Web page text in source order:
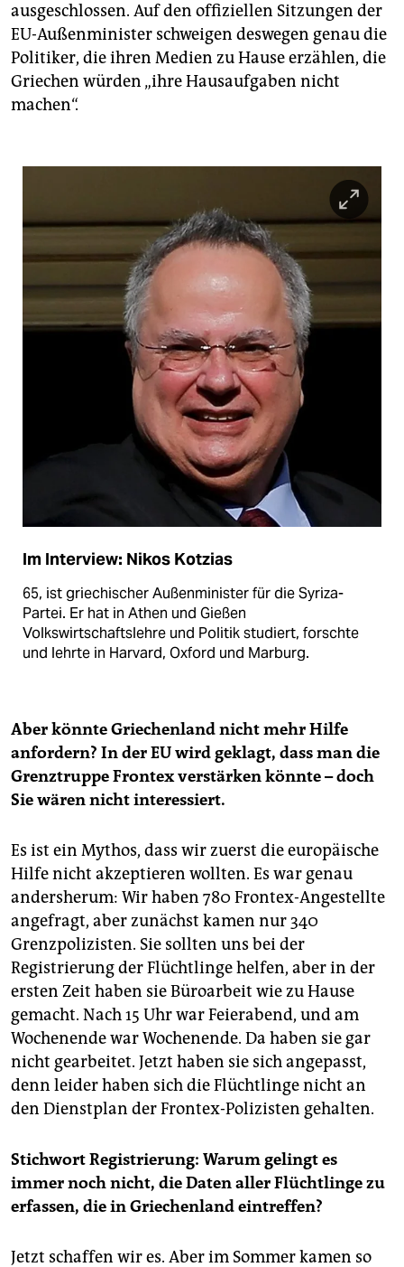
ausgeschlossen. Auf den offiziellen Sitzungen der
EU-Außenminister schweigen deswegen genau die
Politiker, die ihren Medien zu Hause erzählen, die
Griechen würden „ihre Hausaufgaben nicht
machen“.
Im Interview: Nikos Kotzias
65, ist griechischer Außen­minister für die Syriza-
Partei. Er hat in Athen und Gießen
Volkswirtschaftslehre und Politik studiert, forschte
und lehrte in Harvard, Oxford und Marburg.
Aber könnte Griechenland nicht mehr Hilfe
anfordern? In der EU wird geklagt, dass man die
Grenztruppe Frontex verstärken könnte – doch
Sie wären nicht interessiert.
Es ist ein Mythos, dass wir zuerst die europäische
Hilfe nicht akzeptieren wollten. Es war genau
andersherum: Wir haben 780 Frontex-Angestellte
angefragt, aber zunächst kamen nur 340
Grenzpolizisten. Sie sollten uns bei der
Registrierung der Flüchtlinge helfen, aber in der
ersten Zeit haben sie Büroarbeit wie zu Hause
gemacht. Nach 15 Uhr war Feierabend, und am
Wochenende war Wochenende. Da haben sie gar
nicht gearbeitet. Jetzt haben sie sich angepasst,
denn leider haben sich die Flüchtlinge nicht an
den Dienstplan der Frontex-Polizisten gehalten.
Stichwort Registrierung: Warum gelingt es
immer noch nicht, die Daten aller Flüchtlinge zu
erfassen, die in Griechenland eintreffen?
Jetzt schaffen wir es. Aber im Sommer kamen so